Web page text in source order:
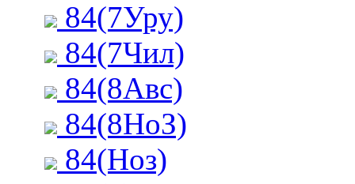
84(7Уру)
84(7Чил)
84(8Авс)
84(8НоЗ)
84(Ноз)